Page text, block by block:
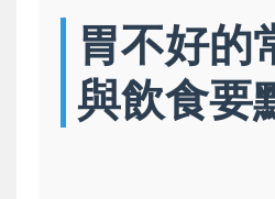
胃不好的
與飲食要